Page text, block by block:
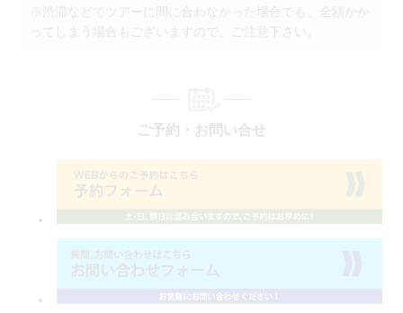
※渋滞などでツアーに間に合わなかった場合でも、全額かか
ってしまう場合もございますので、ご注意下さい。
ご予約・お問い合せ